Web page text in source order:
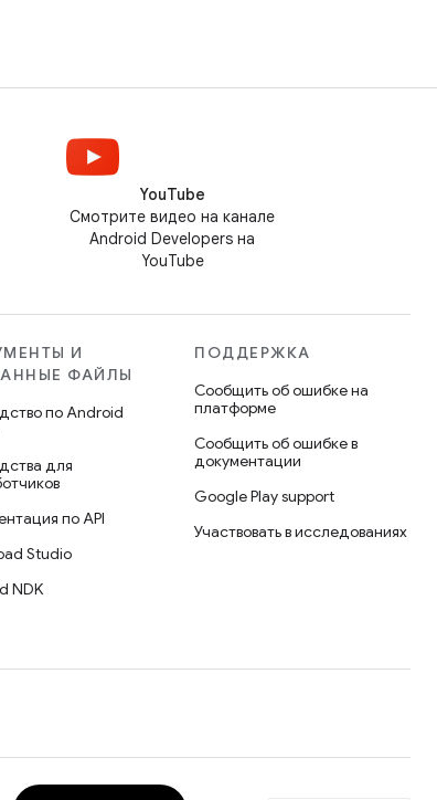
YouTube
Смотрите видео на канале
Android Developers на
YouTube
И
ФАЙЛЫ
по Android
для
по API
Studio
NDK
ПОДДЕРЖКА
Сообщить об ошибке на
платформе
Сообщить об ошибке в
документации
Google Play support
Участвовать в исследованиях